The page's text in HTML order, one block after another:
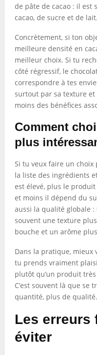
de pâte de cacao : il est
cacao, de sucre et de lait.
Concrètement, si ton
meilleure densité en
meilleur choix. Si tu
côté régressif, le
correspondre à tes
surtout par sa texture
moins des bénéfices
Comment
plus
Si tu veux faire un choix
la liste des ingrédients
est élevé, plus le
et moins il dépend du
aussi la qualité globale
souvent une texture
bouche et un arôme
Dans la pratique,
tu prends vraiment
plutôt qu’un produit
C’est souvent là que se
quantité, plus de qualité.
Les erreurs
éviter